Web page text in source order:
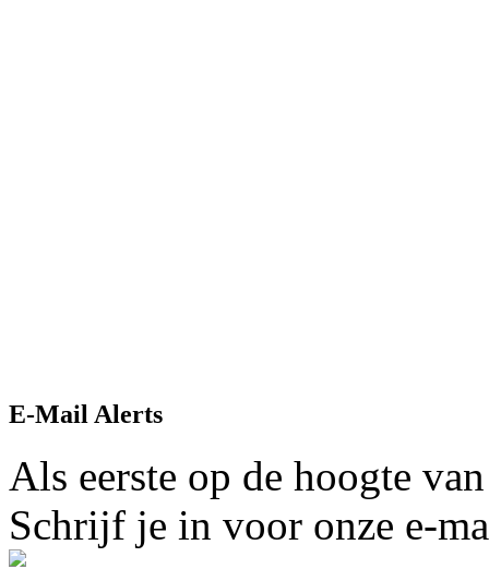
E-Mail Alerts
Als eerste op de hoogte
Schrijf je in voor onze e-